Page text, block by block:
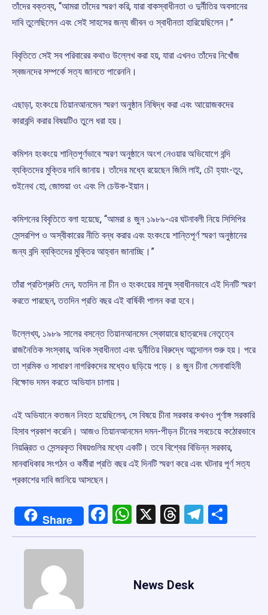
তাঁদের বক্তব্য, “আমরা তাঁদের স্মরণ করি, যারা বাকস্বাধীনতা ও দুর্নীতির অবসানের
দাবি তুলেছিলেন এবং সেই সাহসের জন্য জীবন ও স্বাধীনতা হারিয়েছিলেন।”
বিবৃতিতে সেই সব পরিবারের কথাও উল্লেখ করা হয়, যারা এখনও তাঁদের নিখোঁজ
স্বজনদের সম্পর্কে সত্য জানতে পারেননি।
এছাড়া, হংকংয়ে তিয়ানআনমেন স্মরণ অনুষ্ঠান নিষিদ্ধ করা এবং আয়োজকদের
কারাবন্দি করার বিষয়টিও তুলে ধরা হয়।
কমিশন হংকংয়ে শান্তিপূর্ণভাবে স্মরণ অনুষ্ঠানে অংশ নেওয়ার অভিযোগে বন্দি
ব্যক্তিদের মুক্তির দাবি জানায়। তাঁদের মধ্যে রয়েছেন জিমি লাই, চৌ হ্যাং-তুং,
গুইনেথ হো, জোশুয়া ওং এবং লি চেউক-ইয়ান।
কমিশনের বিবৃতিতে বলা হয়েছে, “আমরা ৪ জুন ১৯৮৯-এর ঘটনাবলী নিয়ে সিসিপির
সেন্সরশিপ ও অস্বীকারের নীতি বন্ধ করার এবং হংকংয়ে শান্তিপূর্ণ স্মরণ অনুষ্ঠানের
জন্য বন্দি ব্যক্তিদের মুক্তির আহ্বান জানাচ্ছি।”
তাঁরা প্রতিশ্রুতি দেন, যতদিন না চীন ও হংকংয়ের মানুষ স্বাধীনভাবে এই দিনটি স্মরণ
করতে পারছেন, ততদিন প্রতি বছর এই বার্ষিকী পালন করা হবে।
উল্লেখ্য, ১৯৮৯ সালের বসন্তে তিয়ানআনমেন স্কোয়ারে ছাত্রদের নেতৃত্বে
রাজনৈতিক সংস্কার, অধিক স্বাধীনতা এবং দুর্নীতির বিরুদ্ধে আন্দোলন শুরু হয়। পরে
তা শ্রমিক ও সাধারণ নাগরিকদের মধ্যেও ছড়িয়ে পড়ে। ৪ জুন চীনা সেনাবাহিনী
বিক্ষোভ দমন করতে অভিযান চালায়।
এই অভিযানে কতজন নিহত হয়েছিলেন, সে বিষয়ে চীনা সরকার কখনও পূর্ণাঙ্গ সরকারি
হিসাব প্রকাশ করেনি। আজও তিয়ানআনমেন দমন-পীড়ন চীনের সবচেয়ে কঠোরভাবে
নিয়ন্ত্রিত ও সেন্সরকৃত বিষয়গুলির মধ্যে একটি। তবে বিশ্বের বিভিন্ন সরকার,
মানবাধিকার সংগঠন ও কর্মীরা প্রতি বছর এই দিনটি স্মরণ করে এবং ঘটনার পূর্ণ সত্য
প্রকাশের দাবি জানিয়ে আসছেন।
Share Facebook
WhatsApp
X Threads
News Desk